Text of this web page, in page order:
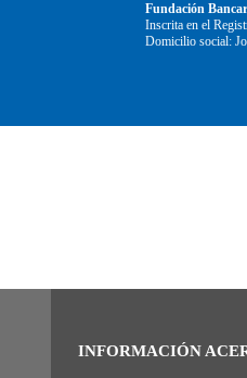
INFORMACIÓN
Fundación
Inscrita en el
Domicilio social: